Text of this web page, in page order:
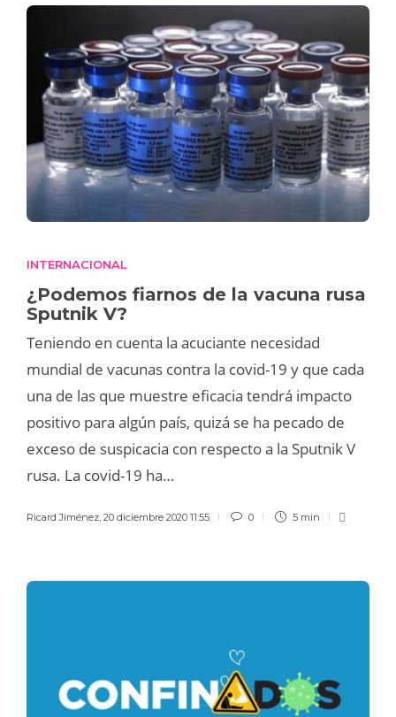
INTERNACIONAL
¿Podemos fiarnos de la vacuna rusa
Sputnik V?
Teniendo en cuenta la acuciante necesidad
mundial de vacunas contra la covid-19 y que cada
una de las que muestre eficacia tendrá impacto
positivo para algún país, quizá se ha pecado de
exceso de suspicacia con respecto a la Sputnik V
rusa. La covid-19 ha…
Ricard Jiménez, 20 diciembre 2020 11:55 0 5 min